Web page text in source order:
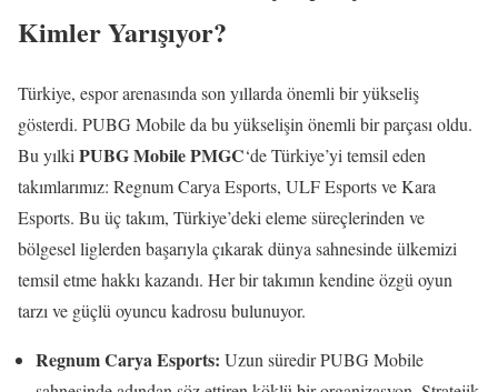
Kimler Yarışıyor?
Türkiye, espor arenasında son yıllarda önemli bir yükseliş
gösterdi. PUBG Mobile da bu yükselişin önemli bir parçası oldu.
Bu yılki PUBG Mobile PMGC‘de Türkiye’yi temsil eden
takımlarımız: Regnum Carya Esports, ULF Esports ve Kara
Esports. Bu üç takım, Türkiye’deki eleme süreçlerinden ve
bölgesel liglerden başarıyla çıkarak dünya sahnesinde ülkemizi
temsil etme hakkı kazandı. Her bir takımın kendine özgü oyun
tarzı ve güçlü oyuncu kadrosu bulunuyor.
Regnum Carya Esports: Uzun süredir PUBG Mobile